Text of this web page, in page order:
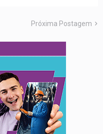
Próxima Postagem